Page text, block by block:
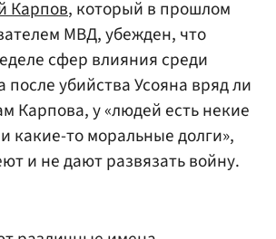
Карпов, который в прошлом
МВД, убежден, что
сфер влияния среди
убийства Усояна вряд ли
Карпова, у «людей есть некие
какие-то моральные долги»,
и не дают развязать войну.